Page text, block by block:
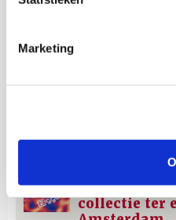
Marketing
commissarissen, maar
“Als ze me vragen, zou ik
hij de vervolgvraag
beurs moet. De vereniging
Dat kost geld, maar er zijn
tribune die dat kunnen
Ajax, Adidas
collectie ter